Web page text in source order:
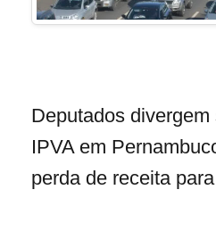
Deputados
IPVA em
perda de receita